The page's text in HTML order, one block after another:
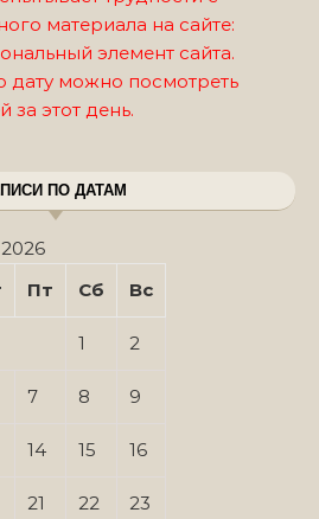
материала на сайте:
элемент сайта.
дату можно посмотреть
за этот день.
ПО ДАТАМ
Пт Сб Вс
1 2
7 8 9
14 15 16
21 22 23